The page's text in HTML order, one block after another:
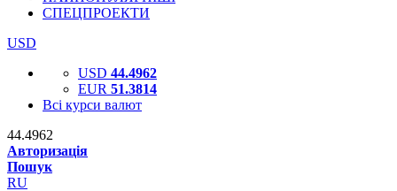
СПЕЦПРОЕКТИ
USD
USD 44.4962
EUR 51.3814
Всі курси валют
44.4962
Авторизація
Пошук
RU